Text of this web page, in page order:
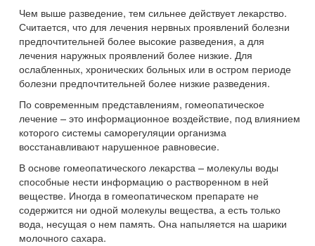
Чем выше разведение, тем сильнее действует лекарство.
Считается, что для лечения нервных проявлений болезни
предпочтительней более высокие разведения, а для
лечения наружных проявлений более низкие. Для
ослабленных, хронических больных или в остром периоде
болезни предпочтительней более низкие разведения.
По современным представлениям, гомеопатическое
лечение – это информационное воздействие, под влиянием
которого системы саморегуляции организма
восстанавливают нарушенное равновесие.
В основе гомеопатического лекарства – молекулы воды
способные нести информацию о растворенном в ней
веществе. Иногда в гомеопатическом препарате не
содержится ни одной молекулы вещества, а есть только
вода, несущая о нем память. Она напыляется на шарики
молочного сахара.